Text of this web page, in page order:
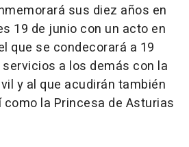
sus diez años en
19 de junio con un acto en
que se condecorará a 19
a los demás con la
y al que acudirán también
la Princesa de Asturias